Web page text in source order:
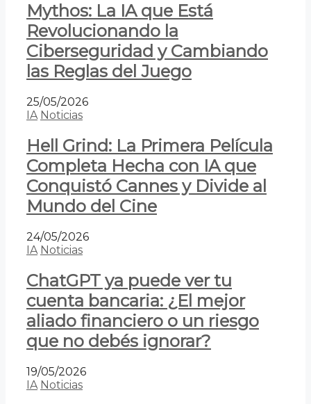
Mythos: La IA que Está
Revolucionando la
Ciberseguridad y Cambiando
las Reglas del Juego
25/05/2026
IA Noticias
Hell Grind: La Primera Película
Completa Hecha con IA que
Conquistó Cannes y Divide al
Mundo del Cine
24/05/2026
IA Noticias
ChatGPT ya puede ver tu
cuenta bancaria: ¿El mejor
aliado financiero o un riesgo
que no debés ignorar?
19/05/2026
IA Noticias